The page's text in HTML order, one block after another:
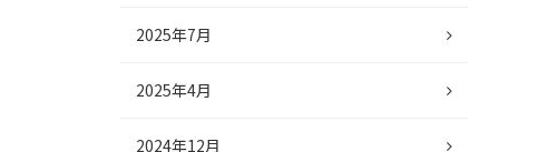
2025年7月
2025年4月
2024年12月